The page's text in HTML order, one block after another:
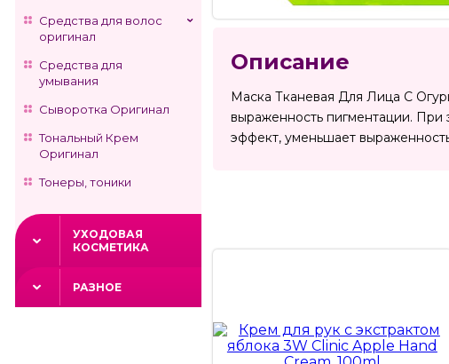
Средства для волос
оригинал
Средства для
умывания
Сыворотка Оригинал
Тональный Крем
Оригинал
Тонеры, тоники
УХОДОВАЯ
КОСМЕТИКА
РАЗНОЕ
Описание
Маска Тканевая Для Лица С
выраженность пигментации. При
эффект, уменьшает